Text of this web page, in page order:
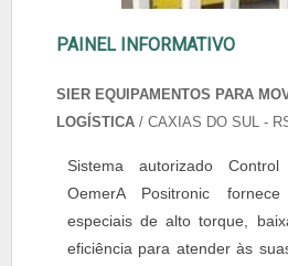
PAINEL INFORMATIVO
SIER EQUIPAMENTOS PARA
LOGÍSTICA / CAXIAS DO SUL -
Sistema autorizado
OemerA Positronic fornece
especiais de alto torque,
eficiência para atender às